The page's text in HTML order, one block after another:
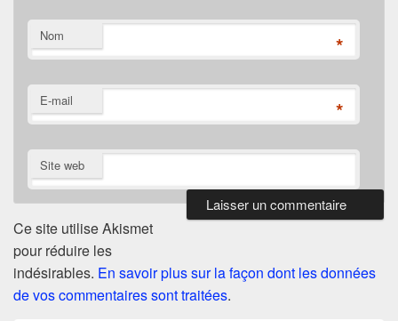
Nom *
E-mail *
Site web
Ce site utilise Akismet
pour réduire les
indésirables. En savoir plus sur la façon dont les données
de vos commentaires sont traitées.